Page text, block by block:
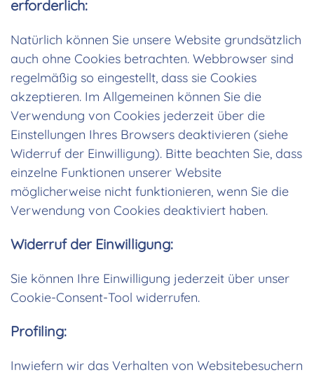
erforderlich:
Natürlich können Sie unsere Website grundsätzlich
auch ohne Cookies betrachten. Webbrowser sind
regelmäßig so eingestellt, dass sie Cookies
akzeptieren. Im Allgemeinen können Sie die
Verwendung von Cookies jederzeit über die
Einstellungen Ihres Browsers deaktivieren (siehe
Widerruf der Einwilligung). Bitte beachten Sie, dass
einzelne Funktionen unserer Website
möglicherweise nicht funktionieren, wenn Sie die
Verwendung von Cookies deaktiviert haben.
Widerruf der Einwilligung:
Sie können Ihre Einwilligung jederzeit über unser
Cookie-Consent-Tool widerrufen.
Profiling:
Inwiefern wir das Verhalten von Websitebesuchern